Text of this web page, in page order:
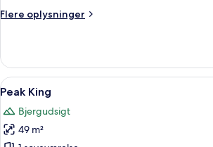
(Vista)
Flere oplysninger
Flere
-
queensize-
(Vista)
Indlæs
alle
billeder
af
Et
4
Peak King
Bjergudsigt
49 m²